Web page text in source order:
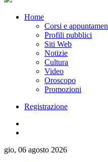
Home
Corsi e
Profili pubblici
Siti Web
Notizie
Cultura
Video
Oroscopo
Promozioni
Registrazione
gio, 06 agosto 2026